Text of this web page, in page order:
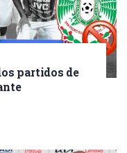
partidos de